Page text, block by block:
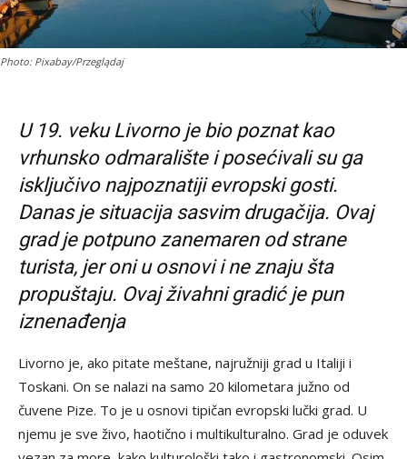
Photo: Pixabay/Przeglądaj
U 19. veku Livorno je bio poznat kao
vrhunsko odmaralište i posećivali su ga
isključivo najpoznatiji evropski gosti.
Danas je situacija sasvim drugačija. Ovaj
grad je potpuno zanemaren od strane
turista, jer oni u osnovi i ne znaju šta
propuštaju. Ovaj živahni gradić je pun
iznenađenja
Livorno je, ako pitate meštane, najružniji grad u Italiji i
Toskani. On se nalazi na samo 20 kilometara južno od
čuvene Pize. To je u osnovi tipičan evropski lučki grad. U
njemu je sve živo, haotično i multikulturalno. Grad je oduvek